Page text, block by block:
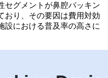
セグメントが鼻腔パッキン
おり、その要因は費用対効
設における普及率の高さに